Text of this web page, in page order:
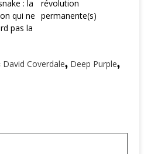
: la
qui ne
pas la
révolution
permanente(s)
David Coverdale, Deep Purple,